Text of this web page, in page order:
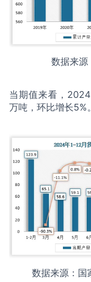
数据来源
当期值来看，
万吨，环比增长5%。
数据来源：国